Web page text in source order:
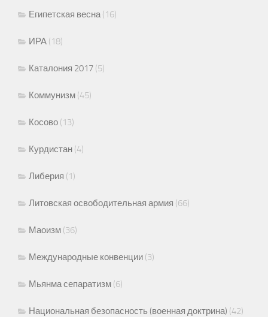
Египетская весна(16)
ИРА (18)
Каталония 2017 (5)
Коммунизм (45)
Косово (13)
Курдистан (4)
Либерия (1)
Литовская освободительная армия (66)
Маоизм (36)
Международные конвенции (3)
Мьянма сепаратизм (6)
Национальная безопасность (военная доктрина) (42)